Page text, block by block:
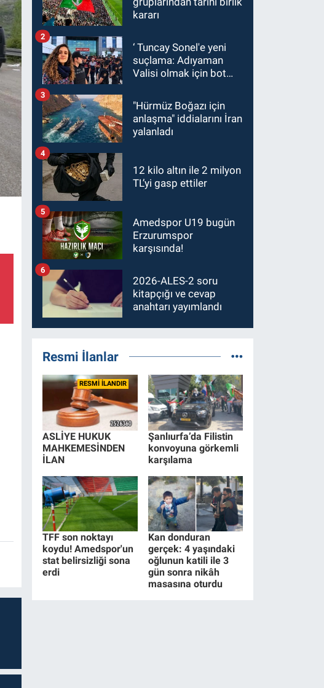
kararı
‘ Tuncay Sonel'e yeni
suçlama: Adıyaman
Valisi olmak için bot
2
"Hürmüz Boğazı için
anlaşma" iddialarını İran
yalanladı
3
12 kilo altın ile 2 milyon
TL’yi gasp ettiler
4
Amedspor U19 bugün
Erzurumspor
karşısında!
5
2026-ALES-2 soru
kitapçığı ve cevap
anahtarı yayımlandı
6
Resmi İlanlar
RESMİ İLANDIR
ASLİYE HUKUK
MAHKEMESİNDEN
İLAN
Şanlıurfa’da Filistin
konvoyuna görkemli
karşılama
TFF son noktayı
koydu! Amedspor'un
stat belirsizliği sona
erdi
Kan donduran
gerçek: 4 yaşındaki
oğlunun katili ile 3
gün sonra nikâh
masasına oturdu